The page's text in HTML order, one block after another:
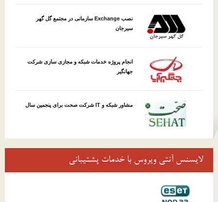
نصب Exchange سازمانی در مجتمع گل گهر
سیرجان
انجام پروژه خدمات شبکه و مجازی سازی شرکت
جهانگیر
مشاور شبکه و IT شرکت صحت برای پنجمین سال
لایسنس آنتی ویروس با خدمات پشتیبانی